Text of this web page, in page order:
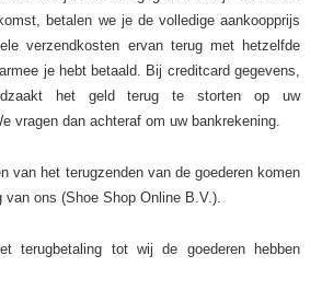
betalen we je de volledige aankoopprijs
verzendkosten ervan terug met hetzelfde
je hebt betaald. Bij creditcard gegevens,
het geld terug te storten op uw
vragen dan achteraf om uw bankrekening.
van het terugzenden van de goederen komen
van ons (Shoe Shop Online B.V.).
terugbetaling tot wij de goederen hebben